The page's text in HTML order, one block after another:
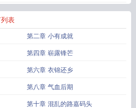
表
第二章 小有成就
第四章 崭露锋芒
第六章 衣锦还乡
第八章 气血后期
第十章 混乱的路嘉码头